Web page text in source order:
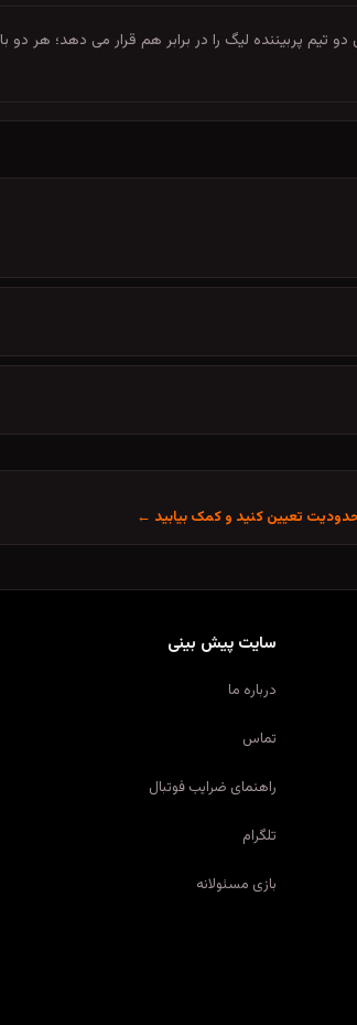
میزبان ضمک است. این بازی دو تیم پربیننده لیگ را در برابر هم قرار
تعیین کنید و کمک بیابید ←
سایت پیش بینی
درباره ما
تماس
راهنمای ضرایب فوتبال
تلگرام
بازی مسئولانه